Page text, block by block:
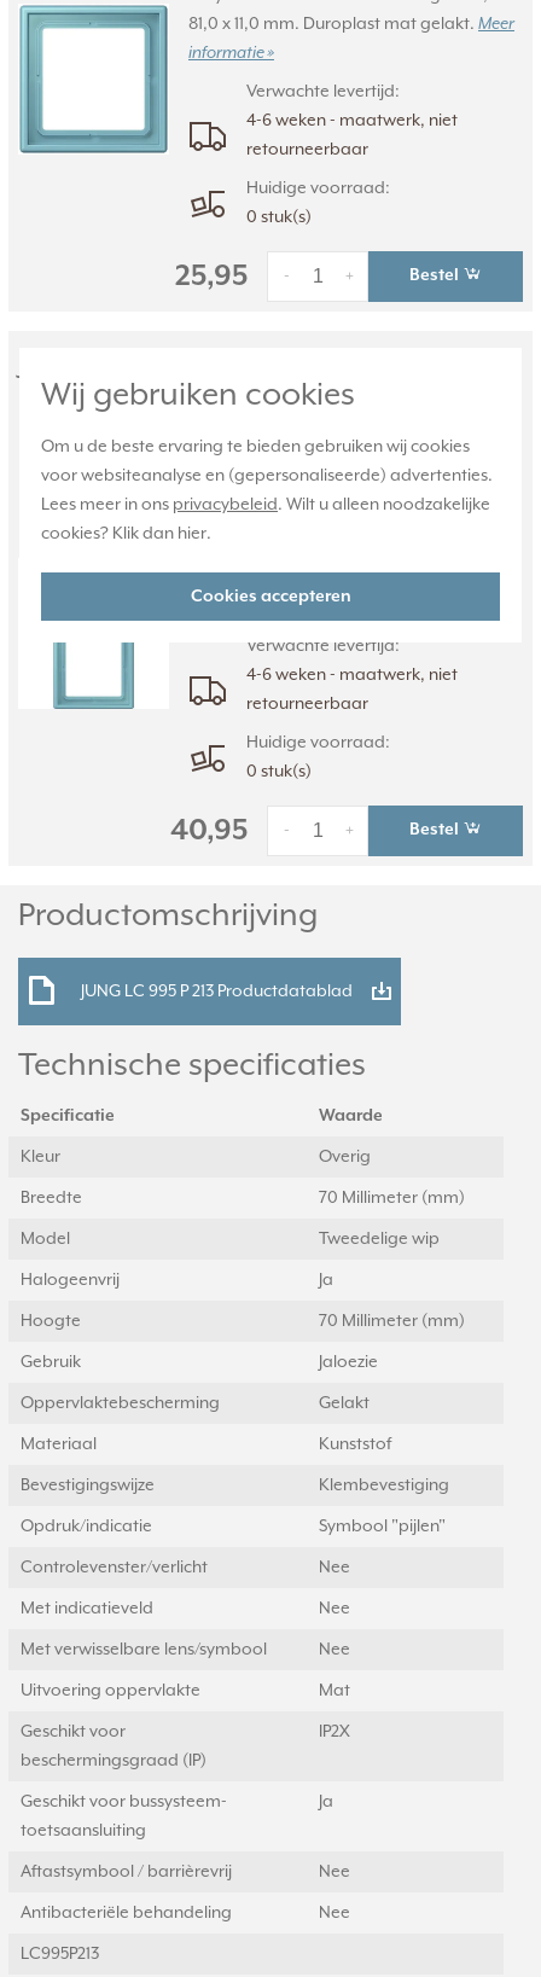
Wij gebruiken cookies
Om u de beste ervaring te bieden gebruiken wij cookies
voor websiteanalyse en (gepersonaliseerde) advertenties.
Lees meer in ons privacybeleid. Wilt u alleen noodzakelijke
cookies? Klik dan hier.
Cookies accepteren
81,0 x 11,0 mm. Duroplast mat gelakt. Meer
informatie »
Verwachte levertijd:
4-6 weken - maatwerk, niet
retourneerbaar
Huidige voorraad:
0 stuk(s)
25,95 +
- Bestel
Couleurs ceruleen moyen 213 (LC
982 213)
81,0 x 11,0 mm. Duroplast, mat gelakt.Meer
informatie »
Verwachte levertijd:
4-6 weken - maatwerk, niet
retourneerbaar
Huidige voorraad:
0 stuk(s)
40,95 +
- Bestel
Productomschrijving
JUNG LC 995 P 213 Productdatablad
Technische specificaties
Specificatie Waarde
Kleur Overig
Breedte 70 Millimeter (mm)
Model Tweedelige wip
Halogeenvrij Ja
Hoogte 70 Millimeter (mm)
Gebruik Jaloezie
Oppervlaktebescherming Gelakt
Materiaal Kunststof
Bevestigingswijze Klembevestiging
Opdruk/indicatie Symbool "pijlen"
Controlevenster/verlicht Nee
Met indicatieveld Nee
Met verwisselbare lens/symbool Nee
Uitvoering oppervlakte Mat
Geschikt voor
beschermingsgraad (IP)
IP2X
Geschikt voor bussysteem-
toetsaansluiting
Ja
Aftastsymbool / barrièrevrij Nee
Antibacteriële behandeling Nee
LC995P213